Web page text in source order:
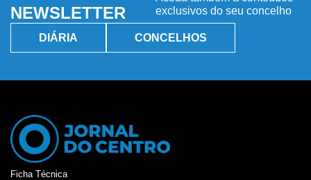
NEWSLETTER
exclusivos do seu concelho
DIÁRIA CONCELHOS
Ficha Técnica